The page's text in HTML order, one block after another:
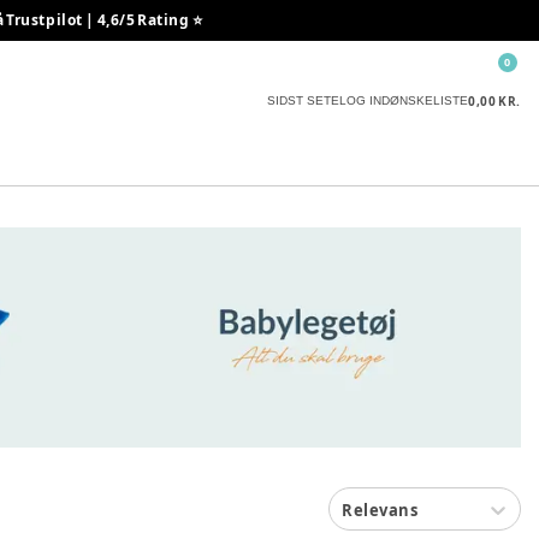
Trustpilot | 4,6/5 Rating ⭐️
SIDST SETELOG INDØNSKELISTE0,00 KR.
0
Relevans